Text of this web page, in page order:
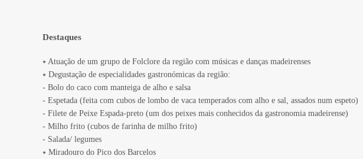
Destaques
⭑ Atuação de um grupo de Folclore da região com músicas e danças madeirenses
⭑ Degustação de especialidades gastronómicas da região:
- Bolo do caco com manteiga de alho e salsa
- Espetada (feita com cubos de lombo de vaca temperados com alho e sal, assados num espeto)
- Filete de Peixe Espada-preto (um dos peixes mais conhecidos da gastronomia madeirense)
- Milho frito (cubos de farinha de milho frito)
- Salada/ legumes
⭑ Miradouro do Pico dos Barcelos